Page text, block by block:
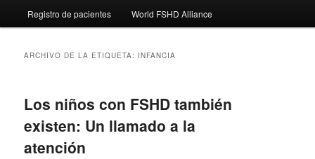
Registro de pacientes World FSHD Alliance
ARCHIVO DE LA ETIQUETA: INFANCIA
Los niños con FSHD también
existen: Un llamado a la
atención